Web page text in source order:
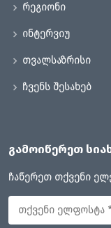
რეგიონი
ინტერვიუ
თვალსაზრისი
ჩვენს შესახებ
გამოიწერეთ
ჩაწერეთ თქვენი